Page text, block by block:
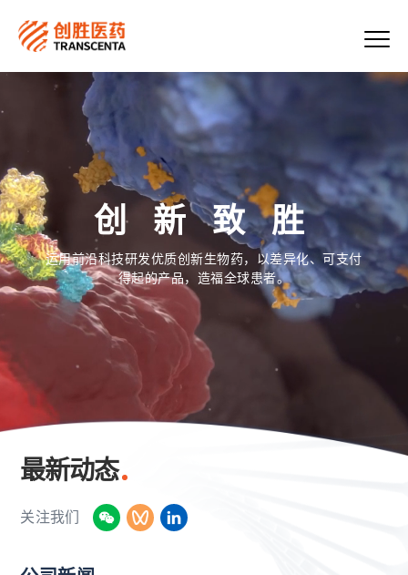
创 新 致 胜
运用前沿科技研发优质创新生物药，以差异化、可支付
得起的产品，造福全球患者。
最新动态
关注我们